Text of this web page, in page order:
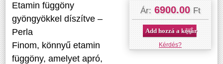
Ár: 6900.00 Ft
Add hozzá a kosárhoz
Kérdés?
Etamin függöny
gyöngyökkel díszítve –
Perla
Finom, könnyű etamin
függöny, amelyet apró,